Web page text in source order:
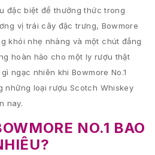
đặc biệt để thưởng thức trong
vị trái cây đặc trưng, Bowmore
khói nhẹ nhàng và một chút đắng
hoàn hảo cho một ly rượu thật
ngạc nhiên khi Bowmore No.1
những loại rượu Scotch Whiskey
nay.
NO.1 BAO